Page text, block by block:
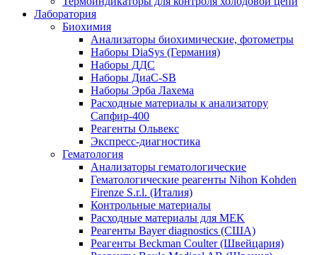
Лаборатория
Биохимия
Анализаторы биохимические, фотометры
Наборы DiaSys (Германия)
Наборы ДДС
Наборы ДиаС-SB
Наборы Эрба Лахема
Расходные материалы к анализатору
Сапфир-400
Реагенты Ольвекс
Экспресс-диагностика
Гематология
Анализаторы гематологические
Гематологические реагенты Nihon Kohden
Firenze S.r.l. (Италия)
Контрольные материалы
Расходные материалы для MEK
Реагенты Bayer diagnostics (США)
Реагенты Beckman Coulter (Швейцария)